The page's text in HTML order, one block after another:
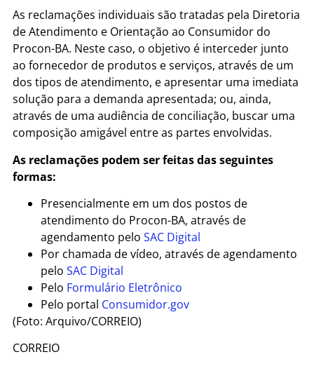
As reclamações individuais são tratadas pela Diretoria
de Atendimento e Orientação ao Consumidor do
Procon-BA. Neste caso, o objetivo é interceder junto
ao fornecedor de produtos e serviços, através de um
dos tipos de atendimento, e apresentar uma imediata
solução para a demanda apresentada; ou, ainda,
através de uma audiência de conciliação, buscar uma
composição amigável entre as partes envolvidas.
As reclamações podem ser feitas das seguintes
formas:
Presencialmente em um dos postos de
atendimento do Procon-BA, através de
agendamento pelo SAC Digital
Por chamada de vídeo, através de agendamento
pelo SAC Digital
Pelo Formulário Eletrônico
Pelo portal Consumidor.gov
(Foto: Arquivo/CORREIO)
CORREIO